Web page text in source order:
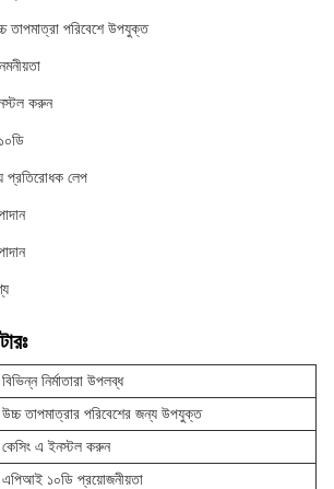
তাপমাত্রা পরিবেশে উপযুক্ত
করুন
প্রতিরোধক লেপ
বিভিন্ন নির্মাতারা উপলব্ধ
উচ্চ তাপমাত্রার পরিবেশের জন্য উপযুক্ত
কেসিং এ ইনস্টল করুন
এপিআই ১০ডি প্রয়োজনীয়তা